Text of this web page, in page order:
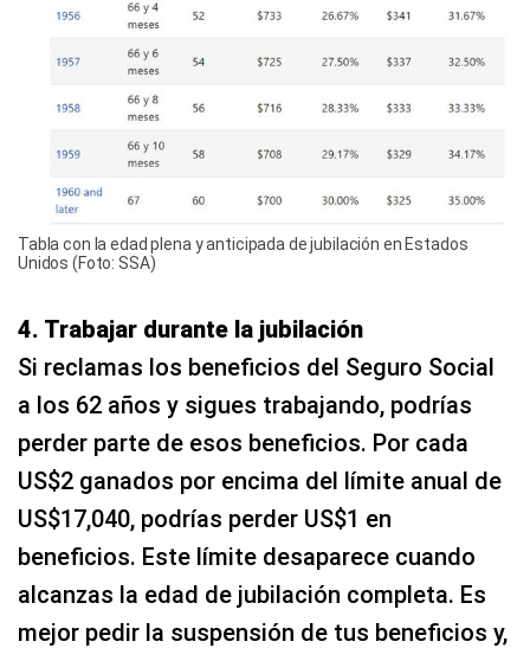
Tabla con la edad plena y anticipada de jubilación en Estados
Unidos (Foto: SSA)
4. Trabajar durante la jubilación
Si reclamas los beneficios del Seguro Social
a los 62 años y sigues trabajando, podrías
perder parte de esos beneficios. Por cada
US$2 ganados por encima del límite anual de
US$17,040, podrías perder US$1 en
beneficios. Este límite desaparece cuando
alcanzas la edad de jubilación completa. Es
mejor pedir la suspensión de tus beneficios y,